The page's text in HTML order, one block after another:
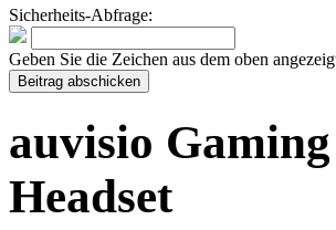
Sicherheits-Abfrage:
Geben Sie die Zeichen aus dem oben
auvisio
Headset